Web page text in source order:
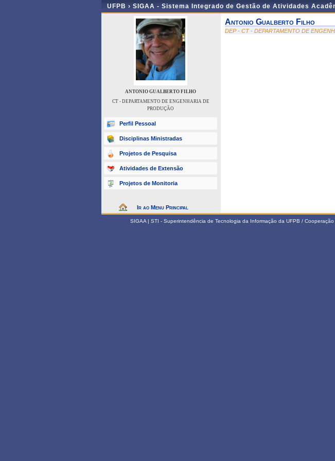
UFPB › SIGAA - Sistema Integrado de Gestão de Atividades
ANTONIO GUALBERTO FILHO
CT - DEPARTAMENTO DE ENGENHARIA DE
PRODUÇÃO
Perfil Pessoal
Disciplinas Ministradas
Projetos de Pesquisa
Atividades de Extensão
Projetos de Monitoria
Ir ao Menu Principal
Antonio Gualberto Filho
DEP - CT - DEPARTAMENTO DE
SIGAA | STI - Superintendência de Tecnologia da Informação da UFPB /